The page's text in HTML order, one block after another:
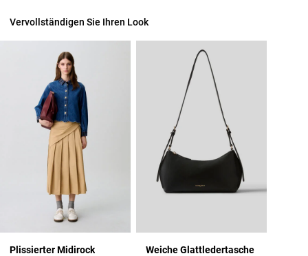
Vervollständigen Sie Ihren Look
Plissierter Midirock
Weiche Glattledertasche